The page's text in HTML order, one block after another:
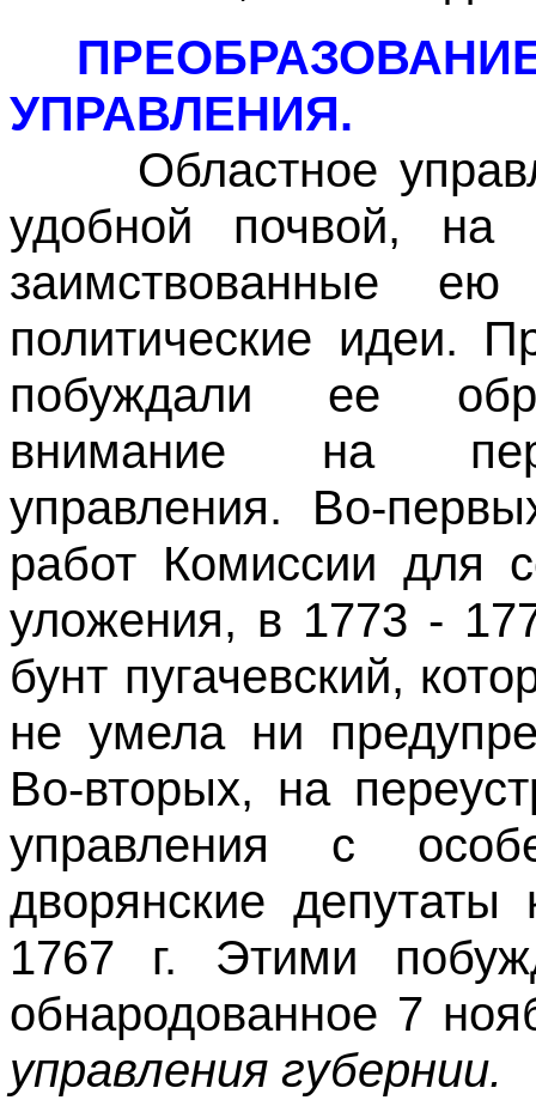
УПРАВЛЕНИЯ.
Областное
удобной почвой, на
заимствованные
политические идеи.
побуждали ее
внимание на
управления. Во-
работ Комиссии для
уложения, в 1773 -
бунт пугачевский,
не умела ни
Во-вторых, на
управления с
дворянские депутаты
1767 г. Этими
обнародованное 7
управления губернии.